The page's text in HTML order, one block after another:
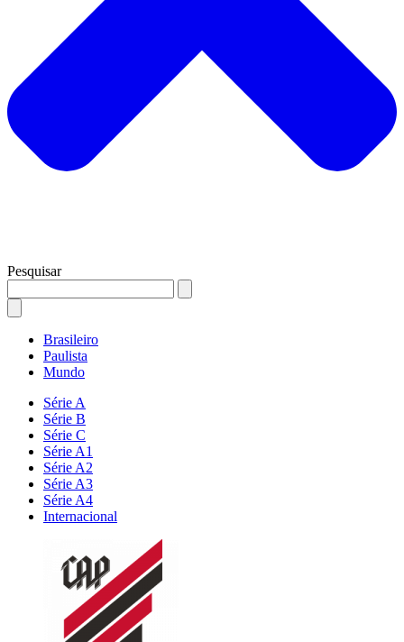
Pesquisar
Brasileiro
Paulista
Mundo
Série A
Série B
Série C
Série A1
Série A2
Série A3
Série A4
Internacional